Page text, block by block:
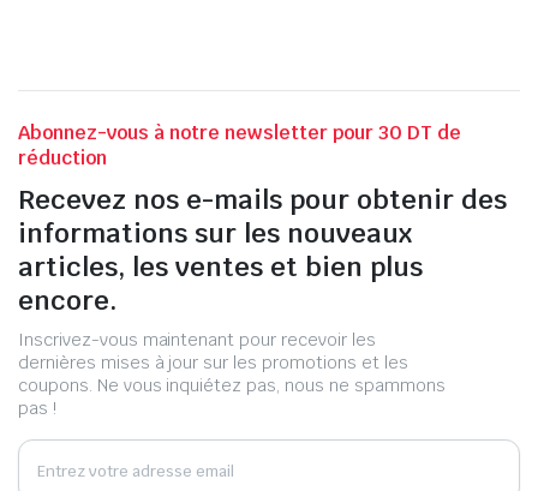
Abonnez-vous à notre newsletter pour 30 DT de
réduction
Recevez nos e-mails pour obtenir des
informations sur les nouveaux
articles, les ventes et bien plus
encore.
Inscrivez-vous maintenant pour recevoir les
dernières mises à jour sur les promotions et les
coupons. Ne vous inquiétez pas, nous ne spammons
pas !